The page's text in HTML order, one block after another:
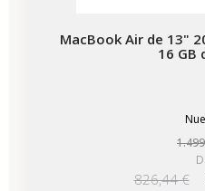
MacBook Air de 13"
16 GB
826,44 €